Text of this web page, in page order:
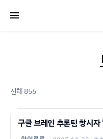
전체 856
구글 브레인 추론팀 창시